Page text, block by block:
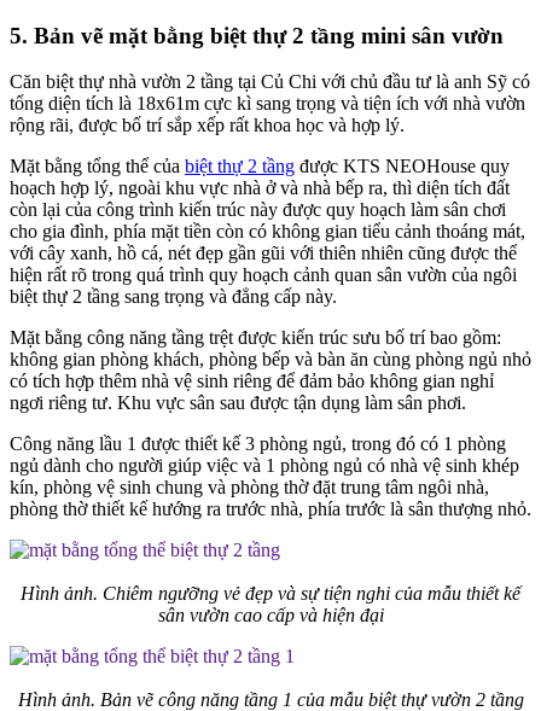
5. Bản vẽ mặt bằng biệt thự 2 tầng mini sân vườn
Căn biệt thự nhà vườn 2 tầng tại Củ Chi với chủ đầu tư là anh Sỹ có
tổng diện tích là 18x61m cực kì sang trọng và tiện ích với nhà vườn
rộng rãi, được bố trí sắp xếp rất khoa học và hợp lý.
Mặt bằng tổng thể của biệt thự 2 tầng được KTS NEOHouse quy
hoạch hợp lý, ngoài khu vực nhà ở và nhà bếp ra, thì diện tích đất
còn lại của công trình kiến trúc này được quy hoạch làm sân chơi
cho gia đình, phía mặt tiền còn có không gian tiểu cảnh thoáng mát,
với cây xanh, hồ cá, nét đẹp gần gũi với thiên nhiên cũng được thể
hiện rất rõ trong quá trình quy hoạch cảnh quan sân vườn của ngôi
biệt thự 2 tầng sang trọng và đẳng cấp này.
Mặt bằng công năng tầng trệt được kiến trúc sưu bố trí bao gồm:
không gian phòng khách, phòng bếp và bàn ăn cùng phòng ngủ nhỏ
có tích hợp thêm nhà vệ sinh riêng để đảm bảo không gian nghỉ
ngơi riêng tư. Khu vực sân sau được tận dụng làm sân phơi.
Công năng lầu 1 được thiết kế 3 phòng ngủ, trong đó có 1 phòng
ngủ dành cho người giúp việc và 1 phòng ngủ có nhà vệ sinh khép
kín, phòng vệ sinh chung và phòng thờ đặt trung tâm ngôi nhà,
phòng thờ thiết kế hướng ra trước nhà, phía trước là sân thượng nhỏ.
Hình ảnh. Chiêm ngưỡng vẻ đẹp và sự tiện nghi của mẫu thiết kế
sân vườn cao cấp và hiện đại
Hình ảnh. Bản vẽ công năng tầng 1 của mẫu biệt thự vườn 2 tầng